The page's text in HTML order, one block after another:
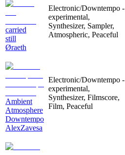
carried
still
Øraeth
Electronic/Downtempo -
experimental,
Synthesizer, Sampler,
Atmospheric, Peaceful
Ambient
Atmosphere
Downtempo
AlexZavesa
Electronic/Downtempo -
experimental,
Synthesizer, Filmscore,
Film, Peaceful